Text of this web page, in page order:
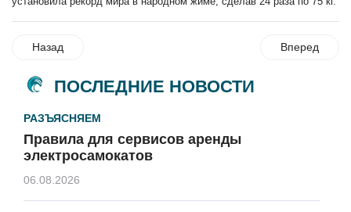
Назад Вперед
ПОСЛЕДНИЕ НОВОСТИ
РАЗЪЯСНЯЕМ
Правила для сервисов аренды
электросамокатов
06.08.2026